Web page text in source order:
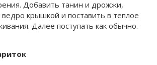
Добавить танин и дрожжи,
крышкой и поставить в теплое
Далее поступать как обычно.